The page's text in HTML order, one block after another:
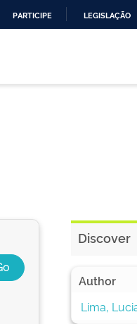
PARTICIPE LEGISLAÇÃO
Discover
Author
Lima,